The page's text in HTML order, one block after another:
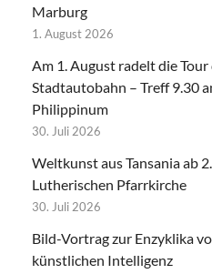
Marburg
1. August 2026
Am 1. August radelt die
Stadtautobahn – Treff 9.30
Philippinum
30. Juli 2026
Weltkunst aus Tansania ab
Lutherischen Pfarrkirche
30. Juli 2026
Bild-Vortrag zur Enzyklika
künstlichen Intelligenz